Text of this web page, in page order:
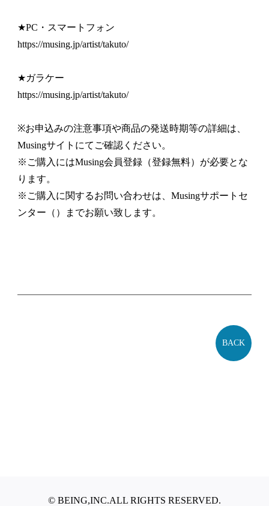
★PC・スマートフォン
https://musing.jp/artist/takuto/
★ガラケー
https://musing.jp/artist/takuto/
※お申込みの注意事項や商品の発送時期等の詳細は、
Musingサイトにてご確認ください。
※ご購入にはMusing会員登録（登録無料）が必要とな
ります。
※ご購入に関するお問い合わせは、Musingサポートセ
ンター（）までお願い致します。
BACK
© BEING,INC.ALL RIGHTS RESERVED.